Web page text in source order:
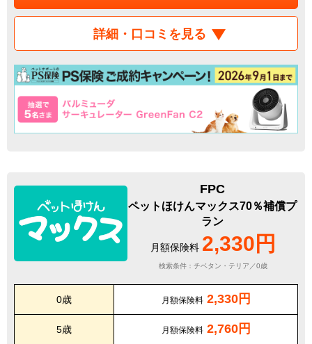
詳細・口コミを見る
FPC
ペットほけんマックス70％補償プ
ラン
月額保険料 2,330円
検索条件：チベタン・テリア／0歳
0歳 月額保険料 2,330円
5歳 月額保険料 2,760円